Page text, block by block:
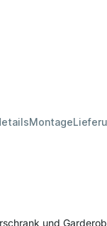
Montage
und